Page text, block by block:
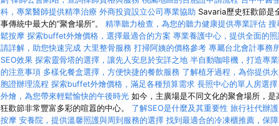
科，專業醫師提供精準治療 外商投資設立公司專業協助 Savaria歷史狂歡節是
事傳統中最大的“聚會場所”。 精準聽力檢查，為您的聽力健康提供專業評估 搜
鬆按摩 探索buffet外燴價格，選擇最適合的方案 專業養護中心，提供全面的
請詳解，助您快速完成 大里整骨服務 打掃阿姨的價格參考 專屬台北會計事務
SEO效果 探索靈骨塔的選擇，讓先人安息於安詳之地 半自動咖啡機，打造專
的注意事項 多樣化餐盒選擇，方便快捷的餐飲服務 了解植牙過程，為你提供
胞證辦理流程 探索buffet外燴價格，滿足各種預算需求 長照中心的單人房選
外燴，為您帶來輕鬆愉快的午後時光 如今，主廣場是不同文化的聚會場所，
狂歡節非常豐富多彩的喧囂的中心。 了解SEO是什麼及其重要性 旅行社代辦
按摩 安養院，提供溫馨照護與周到服務的選擇 找到最適合的冷凍櫃推薦，保